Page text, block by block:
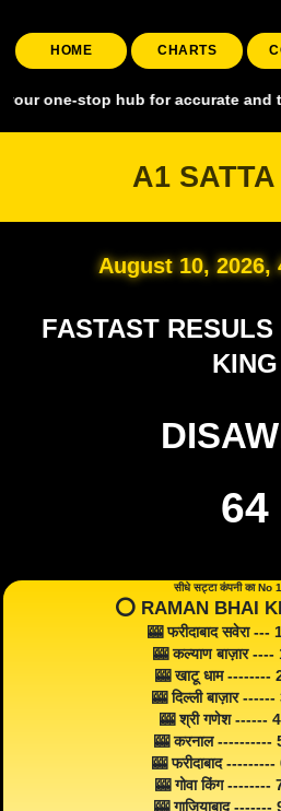
HOME CHARTS
hub for accurate and timely
A1
August 10, 2026,
FASTAST
KING
64
सीधे सट्टा कंपनी का No
⭕️ RAMAN BHAI
🎰 फरीदाबाद सवेरा
🎰 कल्याण बाज़ार
🎰 खाटू धाम --------
🎰 दिल्ली बाज़ार
🎰 श्री गणेश ------
🎰 करनाल ----------
🎰 फरीदाबाद
🎰 गोवा किंग --------
🎰 गाजियाबाद